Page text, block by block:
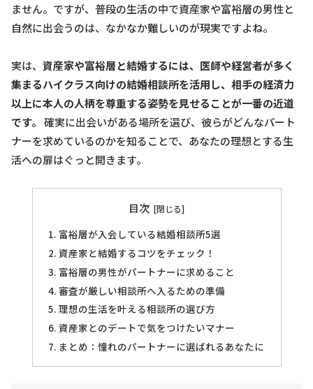
ません。ですが、普段の生活の中で資産家や富裕層の男性と
自然に出会うのは、なかなか難しいのが現実ですよね。
実は、 資産家や富裕層と結婚するには、医師や経営者が多く
集まるハイクラス向けの結婚相談所を活用し、相手の経済力
以上に本人の人柄を尊重する姿勢を見せることが一番の近道
です。 確実に出会いがある場所を選び、彼らがどんなパート
ナーを求めているのかを知ることで、あなたの理想とする生
活への扉はぐっと開きます。
目次
富裕層が入会している結婚相談所5選
資産家と結婚するコツをチェック！
富裕層の男性がパートナーに求めること
審査が厳しい相談所へ入るための準備
理想の生活を叶える相談所の選び方
資産家とのデートで気をつけたいマナー
まとめ：憧れのパートナーに選ばれるあなたに